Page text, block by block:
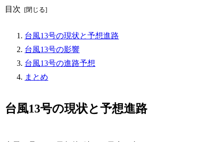
目次
台風13号の現状と予想進路
台風13号の影響
台風13号の進路予想
まとめ
台風13号の現状と予想進路